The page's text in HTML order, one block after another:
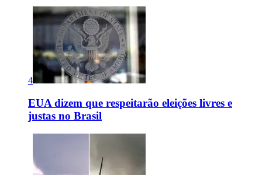
4
EUA dizem que respeitarão eleições livres e
justas no Brasil